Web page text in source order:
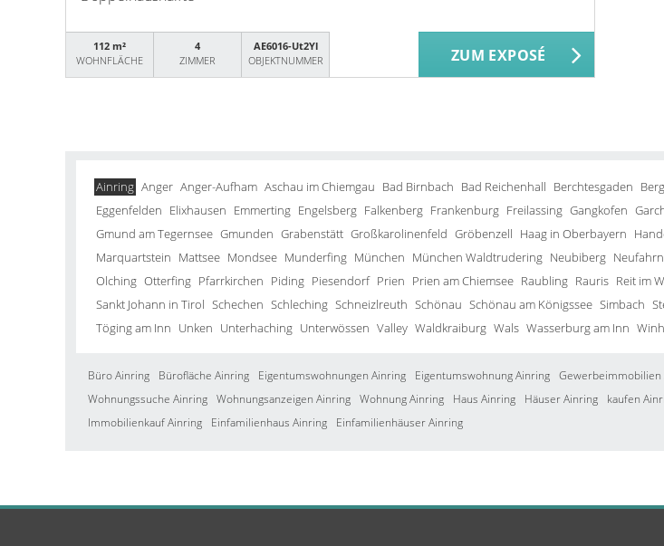
112 m²
WOHNFLÄCHE
4
ZIMMER
AE6016-Ut2Yl
OBJEKTNUMMER
ZUM EXPOSÉ
Ainring Anger Anger-Aufham Aschau im Chiemgau Bad Birnbach Bad Reichenhall Berchtesgaden
Eggenfelden Elixhausen Emmerting Engelsberg Falkenberg Frankenburg Freilassing Gangkofen
Gmund am Tegernsee Gmunden Grabenstätt Großkarolinenfeld Gröbenzell Haag in Oberbayern
Marquartstein Mattsee Mondsee Munderfing München München Waldtrudering Neubiberg
Olching Otterfing Pfarrkirchen Piding Piesendorf Prien Prien am Chiemsee Raubling Rauris Reit im
Sankt Johann in Tirol Schechen Schleching Schneizlreuth Schönau Schönau am Königssee Simbach
Töging am Inn Unken Unterhaching Unterwössen Valley Waldkraiburg Wals Wasserburg am Inn
Büro Ainring Bürofläche Ainring Eigentumswohnungen Ainring Eigentumswohnung Ainring Gewerbeimmobilien
Wohnungssuche Ainring Wohnungsanzeigen Ainring Wohnung Ainring Haus Ainring Häuser Ainring kaufen
Immobilienkauf Ainring
Einfamilienhaus Ainring Einfamilienhäuser Ainring